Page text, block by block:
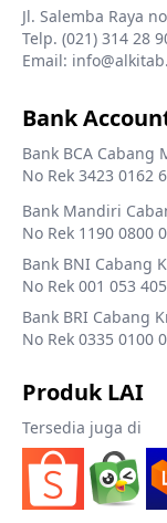
Jl. Salemba Raya
Telp. (021) 314 28
Email:
Bank
Bank BCA Cabang
No Rek 3423 0162
Bank Mandiri
No Rek 1190 0800
Bank BNI Cabang
No Rek 001 053
Bank BRI Cabang
No Rek 0335 0100
Produk LAI
Tersedia juga di